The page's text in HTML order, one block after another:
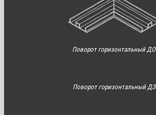
Поворот горизонтальный ДО
Поворот горизонтальный ДЗ